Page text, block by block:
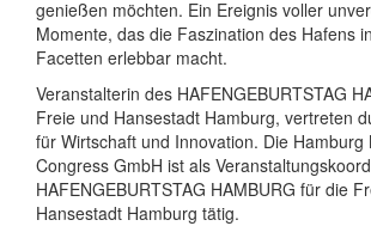
genießen möchten. Ein Ereignis voller
Momente, das die Faszination des Hafens
Facetten erlebbar macht.
Veranstalterin des HAFENGEBURTSTAG
Freie und Hansestadt Hamburg, vertreten
für Wirtschaft und Innovation. Die Hamburg
Congress GmbH ist als
HAFENGEBURTSTAG HAMBURG für die
Hansestadt Hamburg tätig.